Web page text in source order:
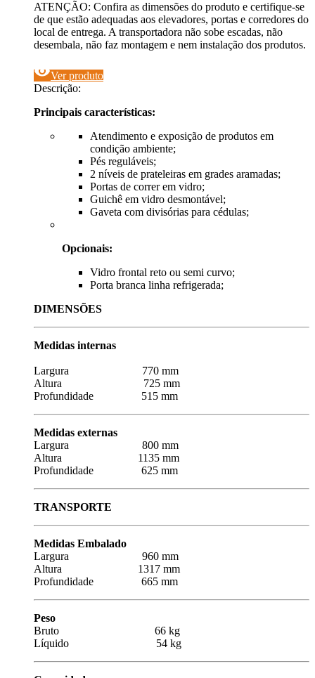
ATENÇÃO: Confira as dimensões do produto e certifique-se
de que estão adequadas aos elevadores, portas e corredores do
local de entrega. A transportadora não sobe escadas, não
desembala, não faz montagem e nem instalação dos produtos.
visibilityVer produto
Descrição:
Principais características:
Atendimento e exposição de produtos em
condição ambiente;
Pés reguláveis;
2 níveis de prateleiras em grades aramadas;
Portas de correr em vidro;
Guichê em vidro desmontável;
Gaveta com divisórias para cédulas;
Opcionais:
Vidro frontal reto ou semi curvo;
Porta branca linha refrigerada;
DIMENSÕES
Medidas internas
Largura 770 mm
Altura 725 mm
Profundidade 515 mm
Medidas externas
Largura 800 mm
Altura 1135 mm
Profundidade 625 mm
TRANSPORTE
Medidas Embalado
Largura 960 mm
Altura 1317 mm
Profundidade 665 mm
Peso
Bruto 66 kg
Líquido 54 kg